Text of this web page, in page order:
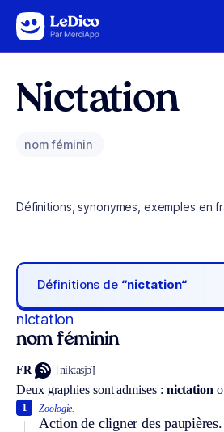
Aller au contenu
Nictation
nom féminin
Définitions, synonymes, exemples en
Définitions de “nictation“
nictation
nom féminin
FR [niktasjɔ̃]
Deux graphies sont admises : nictation
Zoologie.
Action de cligner des paupières.
1